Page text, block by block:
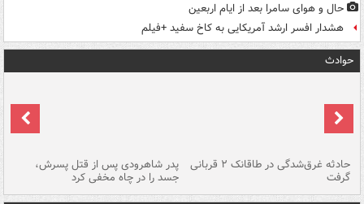
حال و هوای سامرا بعد از ایام اربعین
هشدار افسر ارشد آمریکایی به کاخ سفید +فیلم
حوادث
حادثه غرق‌شدگی در طاقانک ۲ قربانی
گرفت
پدر شاهرودی پس از قتل پسرش،
جسد را در چاه مخفی کرد